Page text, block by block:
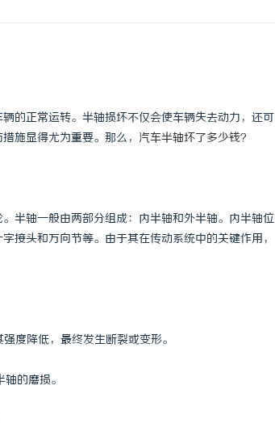
的正常运转。半轴损坏不仅会使车辆失去动力，还可
施显得尤为重要。那么， 汽车半轴坏了多少钱？
半轴一般由两部分组成：内半轴和外半轴。内半轴位
接头和万向节等。由于其在传动系统中的关键作用，
度降低，最终发生断裂或变形。
的磨损。